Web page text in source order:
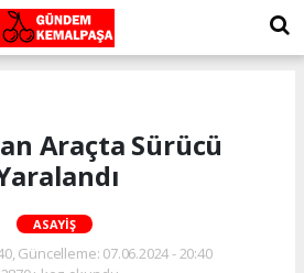
Araçta Sürücü
ASAYIŞ
Güncelleme: 07.06.2024 - 20:40